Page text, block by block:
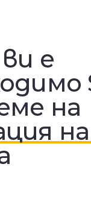
ви е
на
на